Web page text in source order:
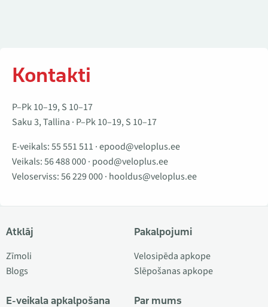
Kontakti
P–Pk 10–19, S 10–17
Saku 3, Tallina · P–Pk 10–19, S 10–17
E-veikals:55 551 511 ·epood@veloplus.ee
Veikals:56 488 000· pood@veloplus.ee
Veloserviss:56 229 000· hooldus@veloplus.ee
Atklāj
Zīmoli
Blogs
E-veikala apkalpošana
Pakalpojumi
Velosipēda apkope
Slēpošanas apkope
Par mums